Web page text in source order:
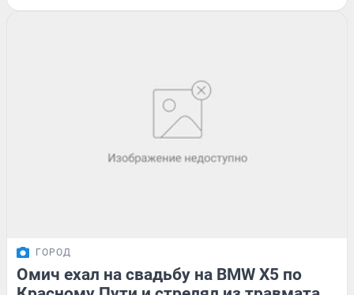
ГОРОД
Омич ехал на свадьбу на BMW X5 по